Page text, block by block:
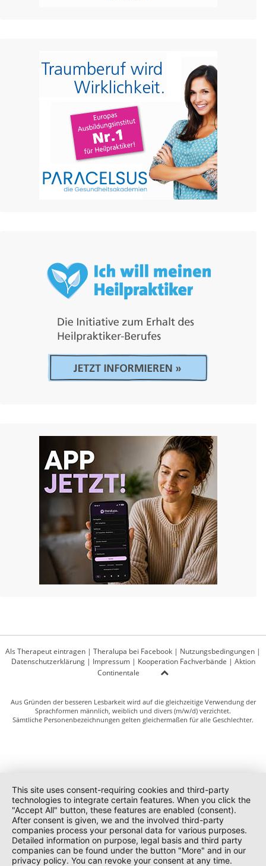
Als Therapeut eintragen | Theralupa bei Facebook | Nutzungsbedingungen |
Datenschutzerklärung| Impressum| Kooperation Fachverbände | Aktion
Continentale
Aus Gründen der besseren Lesbarkeit wird auf die gleichzeitige Verwendung der
Sprachformen männlich, weiblich und divers (m/w/d) verzichtet.
Sämtliche Personenbezeichnungen gelten gleichermaßen für alle Geschlechter.
This site uses consent-requiring cookies and third-party
technologies to integrate certain features. When you click the
"Accept All" button, these features are enabled (consent).
After consent is given, we and the involved third-party
companies process your personal data for various purposes.
Detailed information on purpose, legal basis and third party
companies can be found under the button "More" and in our
privacy policy. You can revoke your consent at any time.